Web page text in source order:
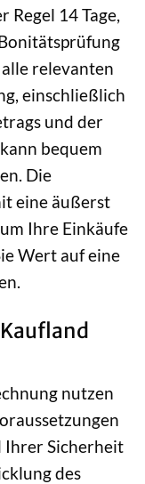
Regel 14 Tage,
relevanten
einschließlich
und der
bequem
Die
eine äußerst
Ihre Einkäufe
Wert auf eine
nutzen
Ihrer Sicherheit
des